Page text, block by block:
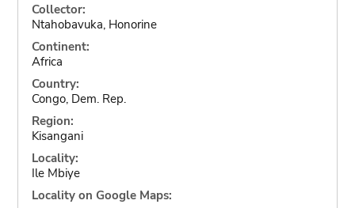
Collector:
Ntahobavuka, Honorine
Continent:
Africa
Country:
Congo, Dem. Rep.
Region:
Kisangani
Locality:
Ile Mbiye
Locality on Google Maps: